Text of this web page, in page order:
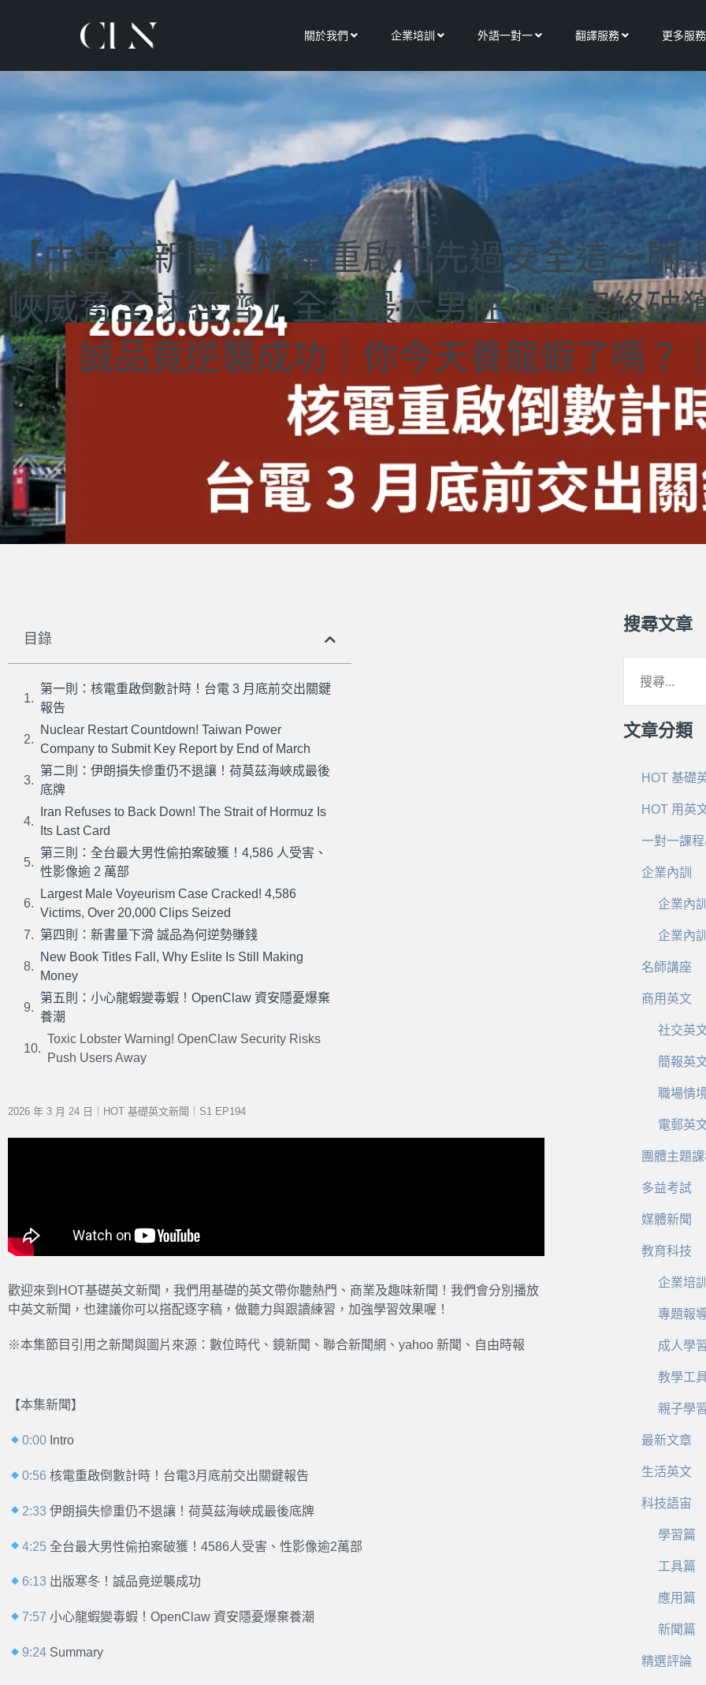
關於我們 Open 關於我們
企業培訓 Open 企業培訓
外語一對一Open 外語一對一
翻譯服務Open 翻譯服務
更多服務
【中英文新聞】核電重啟前先過安全這一關
峽威脅全球經濟｜全台最大男性偷拍案終破
冬！誠品竟逆襲成功｜你今天養龍蝦了嗎？
目錄
第一則：核電重啟倒數計時！台電 3 月底前交出關鍵
報告
Nuclear Restart Countdown! Taiwan Power
Company to Submit Key Report by End of March
第二則：伊朗損失慘重仍不退讓！荷莫茲海峽成最後
底牌
Iran Refuses to Back Down! The Strait of Hormuz Is
Its Last Card
第三則：全台最大男性偷拍案破獲！4,586 人受害、
性影像逾 2 萬部
Largest Male Voyeurism Case Cracked! 4,586
Victims, Over 20,000 Clips Seized
第四則：新書量下滑 誠品為何逆勢賺錢
New Book Titles Fall, Why Eslite Is Still Making
Money
第五則：小心龍蝦變毒蝦！OpenClaw 資安隱憂爆棄
養潮
Toxic Lobster Warning! OpenClaw Security Risks
Push Users Away
2026 年 3 月 24 日｜HOT 基礎英文新聞｜S1 EP194
歡迎來到HOT基礎英文新聞，我們用基礎的英文帶你聽熱門、商業及趣味新聞！我們會分別播放
中英文新聞，也建議你可以搭配逐字稿，做聽力與跟讀練習，加強學習效果喔！
※本集節目引用之新聞與圖片來源：數位時代、鏡新聞、聯合新聞網、yahoo 新聞、自由時報
【本集新聞】
0:00 Intro
0:56核電重啟倒數計時！台電3月底前交出關鍵報告
2:33 伊朗損失慘重仍不退讓！荷莫茲海峽成最後底牌
4:25 全台最大男性偷拍案破獲！4586人受害、性影像逾2萬部
6:13 出版寒冬！誠品竟逆襲成功
7:57 小心龍蝦變毒蝦！OpenClaw 資安隱憂爆棄養潮
9:24 Summary
搜尋文章
文章分類
HOT 基礎
HOT 用英
一對一課
企業內訓
企業內
企業內
名師講座
商用英文
社交英
簡報英
職場情
電郵英
團體主題
多益考試
媒體新聞
教育科技
企業培
專題報
成人學
教學工
親子學
最新文章
生活英文
科技語宙
學習篇
工具篇
應用篇
新聞篇
精選評論